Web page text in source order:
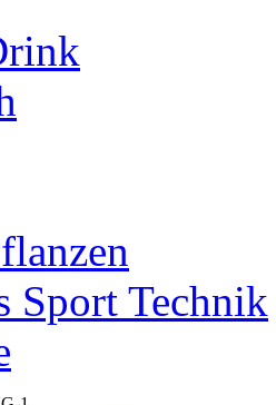
Sport Technik